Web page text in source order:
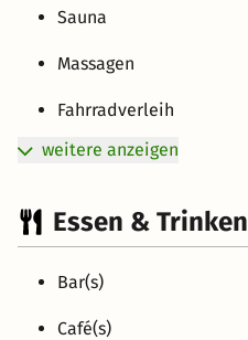
Sauna
Massagen
Fahrradverleih
weitere anzeigen
Essen & Trinken
Bar(s)
Café(s)